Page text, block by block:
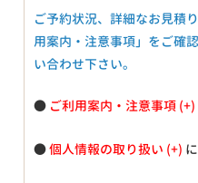
ご予約状況、詳細なお見積
用案内・注意事項」をご確
い合わせ下さい。
● ご利用案内・注意事項
●個人情報の取り扱い